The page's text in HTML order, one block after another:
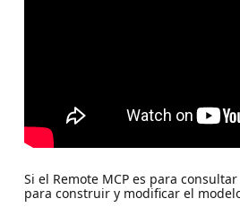
Si el Remote MCP es para
para construir y modificar el